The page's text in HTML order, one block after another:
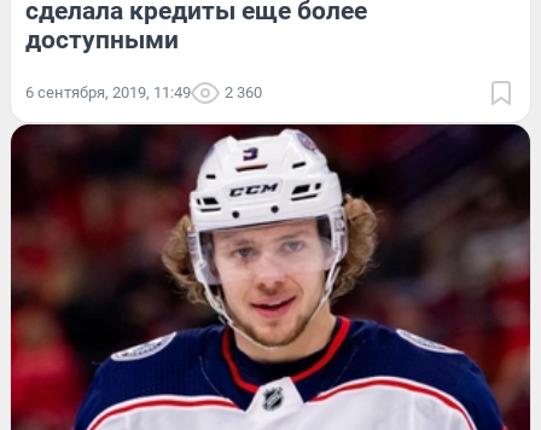
сделала кредиты еще более
доступными
6 сентября, 2019, 11:49 2 360